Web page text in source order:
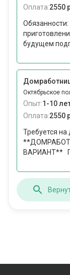
Оплата:2550
Обязанности:
будущем
Октябрьское
Опыт:1-10
Оплата:2550
Требуется на
ВАРИАНТ**